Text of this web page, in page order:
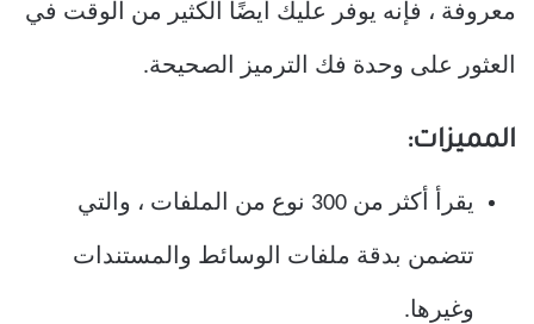
معروفة ، فإنه يوفر عليك أيضًا الكثير من الوقت في
العثور على وحدة فك الترميز الصحيحة.
المميزات:
يقرأ أكثر من 300 نوع من الملفات ، والتي
تتضمن بدقة ملفات الوسائط والمستندات
وغيرها.